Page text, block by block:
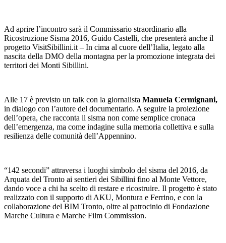
Ad aprire l’incontro sarà il Commissario straordinario alla
Ricostruzione Sisma 2016, Guido Castelli, che presenterà anche il
progetto VisitSibillini.it – In cima al cuore dell’Italia, legato alla
nascita della DMO della montagna per la promozione integrata dei
territori dei Monti Sibillini.
Alle 17 è previsto un talk con la giornalista Manuela Cermignani,
in dialogo con l’autore del documentario. A seguire la proiezione
dell’opera, che racconta il sisma non come semplice cronaca
dell’emergenza, ma come indagine sulla memoria collettiva e sulla
resilienza delle comunità dell’Appennino.
“142 secondi” attraversa i luoghi simbolo del sisma del 2016, da
Arquata del Tronto ai sentieri dei Sibillini fino al Monte Vettore,
dando voce a chi ha scelto di restare e ricostruire. Il progetto è stato
realizzato con il supporto di AKU, Montura e Ferrino, e con la
collaborazione del BIM Tronto, oltre al patrocinio di Fondazione
Marche Cultura e Marche Film Commission.